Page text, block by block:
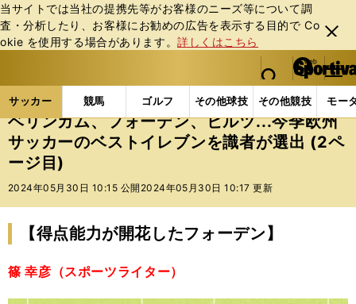
当サイトでは当社の提携先等がお客様のニーズ等について調
査・分析したり、お客様にお勧めの広告を表⽰する⽬的で Co
okie を使⽤する場合があります。詳しくはこちら
閉じ
る
web Sportiva (webスポルティーバ)
検索
マイペ
ー
ジ
メニュ
サッカー 競馬 ゴルフ その他球技 その他競技 モー
ス
ポ
ル
テ
ー
バ
サッカーの記事一覧 海外サッカー 海外サッカー
ベリンガム、フォーデン、ビルツ...今季欧州
サッカーのベストイレブンを識者が選出 (2ペ
ージ目)
2024年05月30日 10:15 公開 2024年05月30日 10:17 更新
【得点能力が開花したフォーデン】
篠 幸彦（スポーツライター）